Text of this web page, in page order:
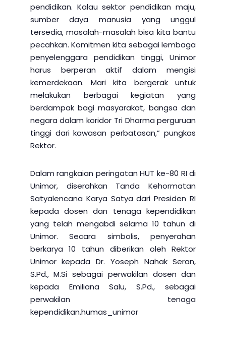
pendidikan. Kalau sektor pendidikan maju,
sumber daya manusia yang unggul
tersedia, masalah-masalah bisa kita bantu
pecahkan. Komitmen kita sebagai lembaga
penyelenggara pendidikan tinggi, Unimor
harus berperan aktif dalam mengisi
kemerdekaan. Mari kita bergerak untuk
melakukan berbagai kegiatan yang
berdampak bagi masyarakat, bangsa dan
negara dalam koridor Tri Dharma perguruan
tinggi dari kawasan perbatasan,” pungkas
Rektor.
Dalam rangkaian peringatan HUT ke-80 RI di
Unimor, diserahkan Tanda Kehormatan
Satyalencana Karya Satya dari Presiden RI
kepada dosen dan tenaga kependidikan
yang telah mengabdi selama 10 tahun di
Unimor. Secara simbolis, penyerahan
berkarya 10 tahun diberikan oleh Rektor
Unimor kepada Dr. Yoseph Nahak Seran,
S.Pd., M.Si sebagai perwakilan dosen dan
kepada Emiliana Salu, S.Pd., sebagai
perwakilan tenaga
kependidikan.humas_unimor